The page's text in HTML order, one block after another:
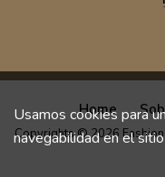
Home
Copyrights © 2026
Usamos cookies para
navegabilidad en el sitio